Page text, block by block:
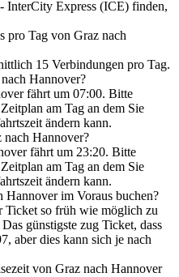
InterCity Express (ICE) finden,
pro Tag von Graz nach
15 Verbindungen pro Tag.
Hannover?
fährt um 07:00. Bitte
am Tag an dem Sie
ändern kann.
nach Hannover?
fährt um 23:20. Bitte
am Tag an dem Sie
ändern kann.
im Voraus buchen?
so früh wie möglich zu
günstigste zug Ticket, dass
aber dies kann sich je nach
von Graz nach Hannover